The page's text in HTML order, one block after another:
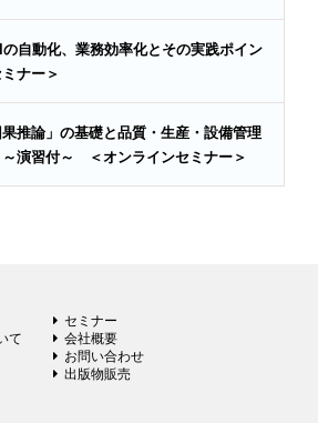
自動化、業務効率化とその実践ポイン
ナー＞
推論」の基礎と品質・生産・設備管理
演習付～ ＜オンラインセミナー＞
セミナー
て
会社概要
お問い合わせ
出版物販売